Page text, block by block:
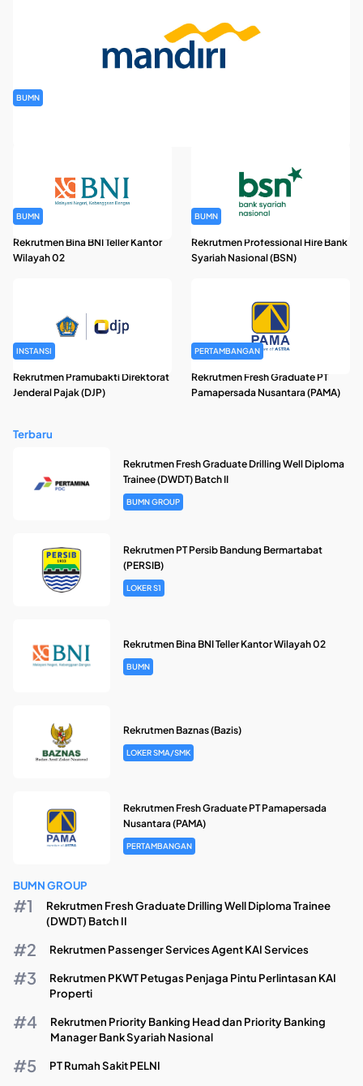
BUMN
BUMN
Rekrutmen Bina BNI Teller Kantor
Wilayah 02
BUMN
Rekrutmen Professional Hire Bank
Syariah Nasional (BSN)
INSTANSI
Rekrutmen Pramubakti Direktorat
Jenderal Pajak (DJP)
PERTAMBANGAN
Rekrutmen Fresh Graduate PT
Pamapersada Nusantara (PAMA)
Terbaru
Rekrutmen Fresh Graduate Drilling Well Diploma
Trainee (DWDT) Batch II
BUMN GROUP
Rekrutmen PT Persib Bandung Bermartabat
(PERSIB)
LOKER S1
Rekrutmen Bina BNI Teller Kantor Wilayah 02
BUMN
Rekrutmen Baznas (Bazis)
LOKER SMA/SMK
Rekrutmen Fresh Graduate PT Pamapersada
Nusantara (PAMA)
PERTAMBANGAN
BUMN GROUP
Rekrutmen Fresh Graduate Drilling Well Diploma Trainee
(DWDT) Batch II
Rekrutmen Passenger Services Agent KAI Services
Rekrutmen PKWT Petugas Penjaga Pintu Perlintasan KAI
Properti
Rekrutmen Priority Banking Head dan Priority Banking
Manager Bank Syariah Nasional
PT Rumah Sakit PELNI